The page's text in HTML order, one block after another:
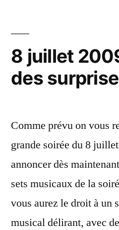
à
pluie
cadeaux
!
8 juillet
des
Comme prévu on vous
grande soirée du 8
annoncer dès
sets musicaux de la
vous aurez le droit à un
musical délirant, avec